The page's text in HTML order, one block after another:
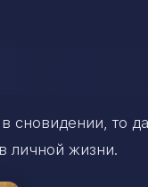
сновидении, то
личной жизни.